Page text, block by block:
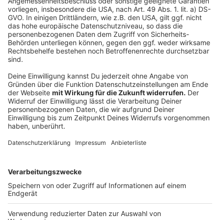
©Copyright: Apple TV+
Halb Mensch, halb Maschine - kann das gut gehen?
©Copyright: Apple TV+
Dr. Mensah und der Murderbot sind ein Team. Doch